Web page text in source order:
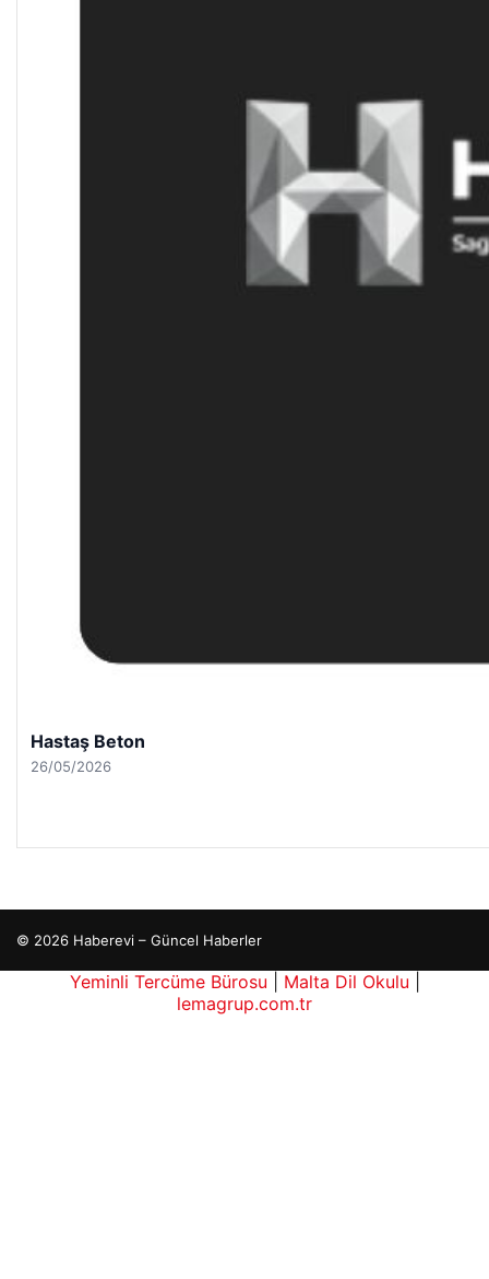
Hastaş Beton
26/05/2026
© 2026 Haberevi – Güncel Haberler
Yeminli Tercüme Bürosu Malta Dil Okulu
lemagrup.com.tr